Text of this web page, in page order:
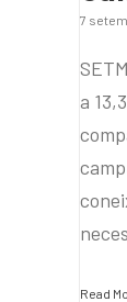
7
a
Read